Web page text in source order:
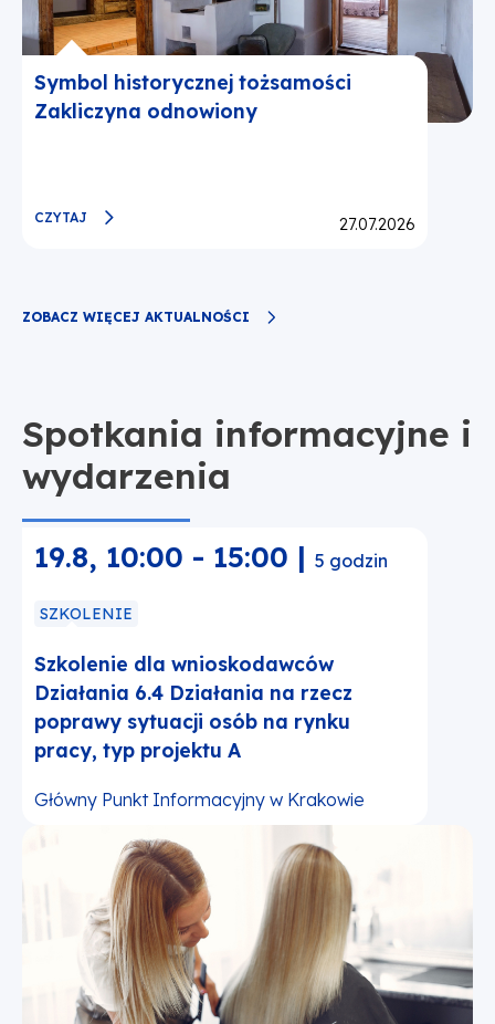
Symbol historycznej tożsamości
Zakliczyna odnowiony
CZYTAJ Opublikowano:
27.07.2026
ZOBACZ WIĘCEJ AKTUALNOŚCI
Spotkania informacyjne i
wydarzenia
19.8, 10:00 - 15:00 |5 godzin
SZKOLENIE
Szkolenie dla wnioskodawców
Działania 6.4 Działania na rzecz
poprawy sytuacji osób na rynku
pracy, typ projektu A
Główny Punkt Informacyjny w Krakowie